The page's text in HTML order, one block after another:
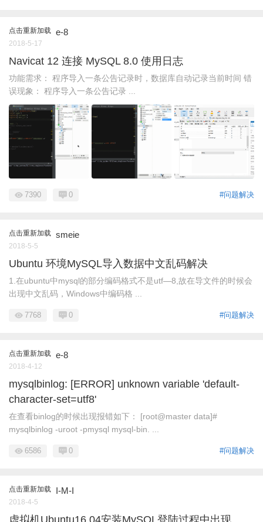
点击重新加载 e-8
2018-5-17
Navicat 12 连接 MySQL 8.0 使用日志
功能需求： 程序导入一条公告记录时，数据库自动记录当前时间 错
误现象： 程序导入一条公告记录 ...
#问题解决
7390 0
点击重新加载 smeie
2018-5-5
Ubuntu 环境MySQL导入数据中文乱码解决
1.在ubuntu中mysql的部分编码格式不是utf—8,故在导文件的时候会
出现中文乱码，Windows中编码格 ...
#问题解决
7768 0
点击重新加载 e-8
2018-4-12
mysqlbinlog: [ERROR] unknown variable 'default-
character-set=utf8'
在查看binlog的时候出现报错如下： [root@master data]#
mysqlbinlog -uroot -pmysql mysql-bin. ...
#问题解决
6586 0
点击重新加载 I-M-I
2018-4-5
虚拟机Ubuntu16.04安装MySQL登陆过程中出现